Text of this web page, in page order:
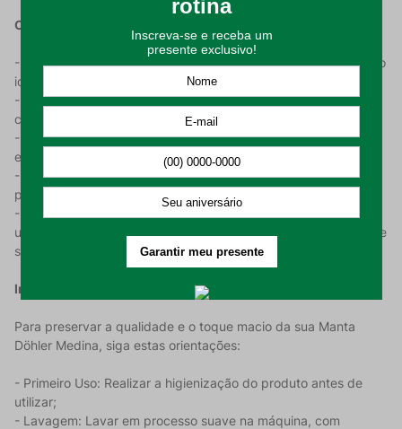
Características do Produto:
- Composição 100% Acrílico: Garante durabilidade e a retenção
ideal de calor com a leveza necessária para o dia a dia;
- Toque de Lã: Textura felpuda e aveludada que simula o
conforto da lã natural sem perder a maciez;
- Design Medina: Padronagem com detalhes em relevo que
elevam o padrão estético do móvel onde é utilizada;
- Acabamento com Franjas: Elemento decorativo que
proporciona um visual clássico e sofisticado;
- Dimensões Compactas: Com 1,50 m x 1,20 m, é ideal para
uso individual ou como manta auxiliar em poltronas e braços de
sofá.
Instruções de Uso e Conservação:
Para preservar a qualidade e o toque macio da sua Manta
Döhler Medina, siga estas orientações:
- Primeiro Uso: Realizar a higienização do produto antes de
utilizar;
- Lavagem: Lavar em processo suave na máquina, com